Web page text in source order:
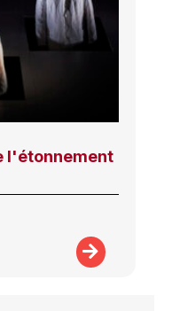
l'étonnement